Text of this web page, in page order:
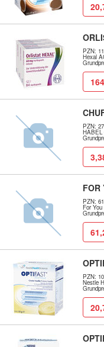
PZN:
Hexal
PZN:
HABEL
FOR
PZN:
For
PZN:
Nestle